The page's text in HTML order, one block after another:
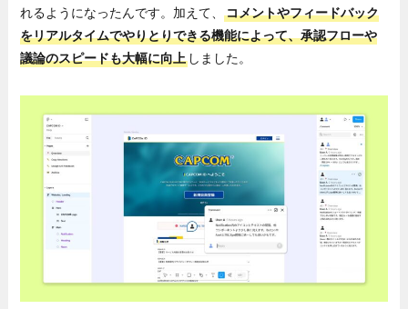
れるようになったんです。加えて、コメントやフィードバック
をリアルタイムでやりとりできる機能によって、承認フローや
議論のスピードも大幅に向上 しました。